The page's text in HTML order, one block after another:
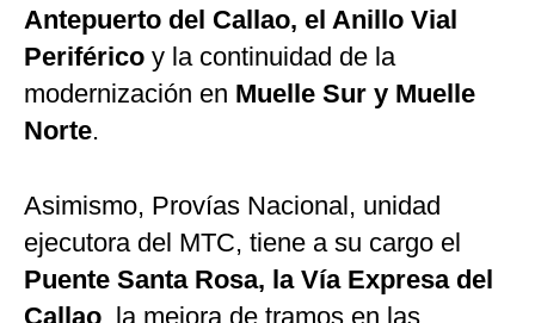
Antepuerto del Callao, el Anillo Vial
Periférico y la continuidad de la
modernización en Muelle Sur y Muelle
Norte.
Asimismo, Provías Nacional, unidad
ejecutora del MTC, tiene a su cargo el
Puente Santa Rosa, la Vía Expresa del
Callao , la mejora de tramos en las